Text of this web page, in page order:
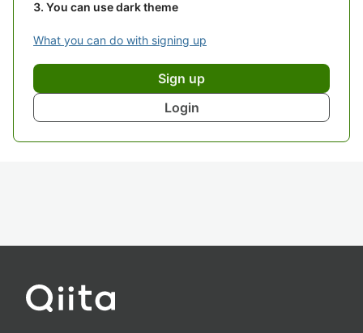
You can use dark theme
What you can do with signing up
Sign up
Login